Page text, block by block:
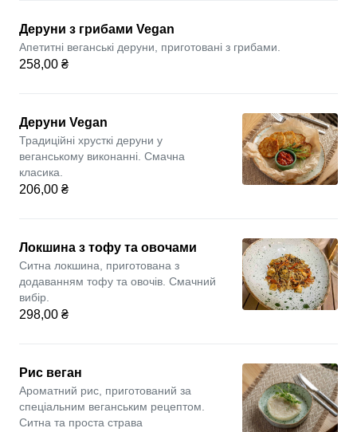
Деруни з грибами Vegan
Апетитні веганські деруни, приготовані з грибами.
258,00 ₴
Деруни Vegan
Традиційні хрусткі деруни у
веганському виконанні. Смачна
класика.
206,00 ₴
Локшина з тофу та овочами
Ситна локшина, приготована з
додаванням тофу та овочів. Смачний
вибір.
298,00 ₴
Рис веган
Ароматний рис, приготований за
спеціальним веганським рецептом.
Ситна та проста страва